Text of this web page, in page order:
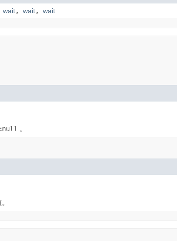
wait, wait, wait
null 。